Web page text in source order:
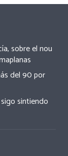
sobre el nou
del 90 por
sintiendo